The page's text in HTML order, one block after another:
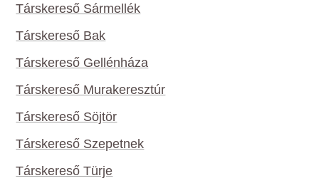
Társkereső Sármellék
Társkereső Bak
Társkereső Gellénháza
Társkereső Murakeresztúr
Társkereső Söjtör
Társkereső Szepetnek
Társkereső Türje